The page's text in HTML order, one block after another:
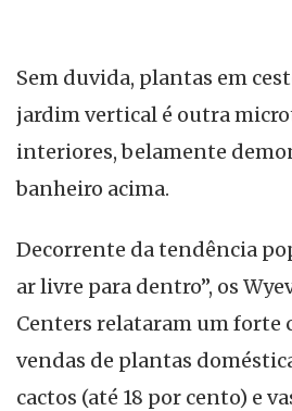
Sem duvida, plantas em
jardim vertical é outra
interiores, belamente
banheiro acima.
Decorrente da tendência
ar livre para dentro”, os
Centers relataram um forte
vendas de plantas
cactos (até 18 por cento) e